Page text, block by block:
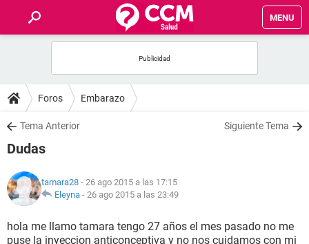
MENU
FOROS
SALUD
NUTRICIÓN
BIENESTAR
Foros Embarazo
Tema Anterior Siguiente Tema
Dudas
tamara28 - 26 ago 2015 a las 17:15
Eleyna - 26 ago 2015 a las 23:49
hola me llamo tamara tengo 27 años el mes pasado no me
puse la inyeccion anticonceptiva y no nos cuidamos con mi